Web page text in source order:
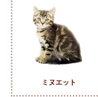
ミヌエット